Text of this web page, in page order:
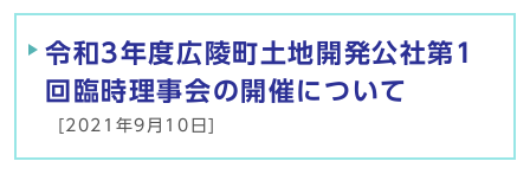
令和3年度広陵町土地開発公社第1
回臨時理事会の開催について
[2021年9月10日]